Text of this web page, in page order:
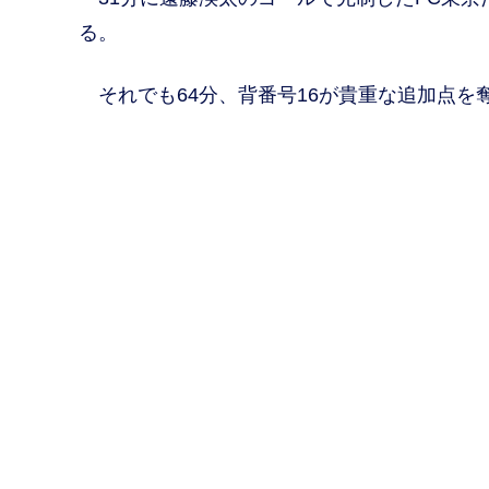
る。
それでも64分、背番号16が貴重な追加点を